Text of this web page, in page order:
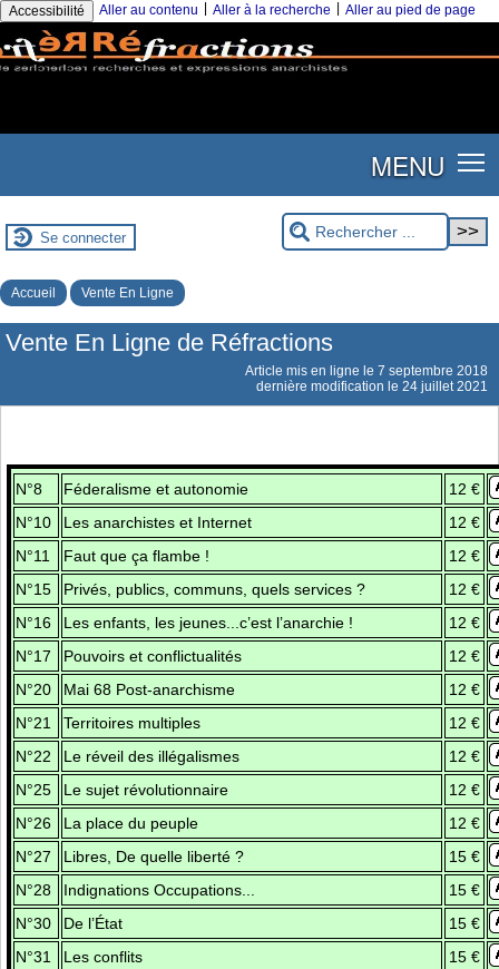
Accessibilité Aller au contenu Aller à la recherche Aller au pied de page
MENU
Se connecter
Accueil Vente En Ligne
Vente En Ligne de Réfractions
Article mis en ligne le 7 septembre 2018
dernière modification le 24 juillet 2021
N°8 Féderalisme et autonomie
12 €
N°10
Les anarchistes et Internet
12 €
N°11
Faut que ça flambe !
12 €
N°15
Privés, publics, communs, quels services ?
12 €
N°16
Les enfants, les jeunes...c’est l’anarchie !
12 €
N°17
Pouvoirs et conflictualités
12 €
N°20
Mai 68 Post-anarchisme
12 €
N°21
Territoires multiples
12 €
N°22
Le réveil des illégalismes
12 €
N°25
Le sujet révolutionnaire
12 €
N°26
La place du peuple
12 €
N°27
Libres, De quelle liberté ?
15 €
N°28
Indignations Occupations...
15 €
N°30
De l’État
15 €
N°31
Les conflits
15 €